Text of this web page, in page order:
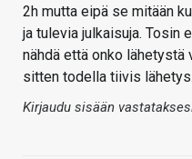
2h mutta eipä se mitään
ja tulevia julkaisuja. Tosin
nähdä että onko lähetystä
sitten todella tiivis lähetys.
Kirjaudu sisään